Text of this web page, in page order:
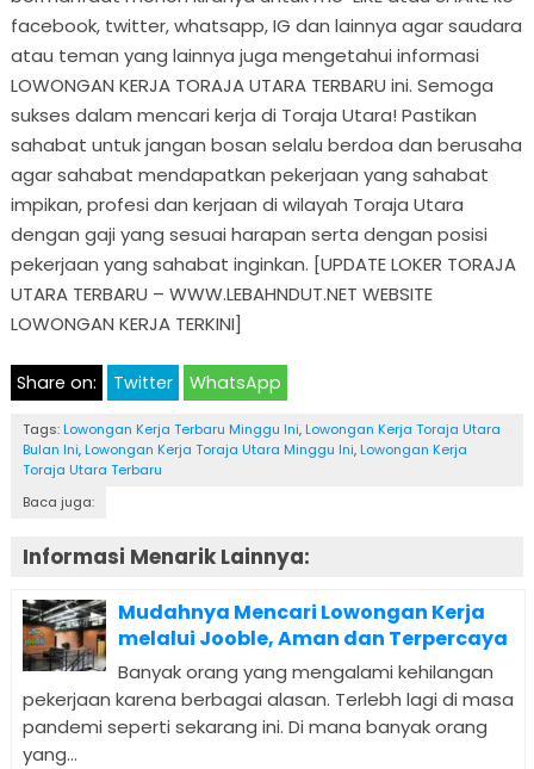
facebook, twitter, whatsapp, IG dan lainnya agar saudara
atau teman yang lainnya juga mengetahui informasi
LOWONGAN KERJA TORAJA UTARA TERBARU ini. Semoga
sukses dalam mencari kerja di Toraja Utara! Pastikan
sahabat untuk jangan bosan selalu berdoa dan berusaha
agar sahabat mendapatkan pekerjaan yang sahabat
impikan, profesi dan kerjaan di wilayah Toraja Utara
dengan gaji yang sesuai harapan serta dengan posisi
pekerjaan yang sahabat inginkan. [UPDATE LOKER TORAJA
UTARA TERBARU – WWW.LEBAHNDUT.NET WEBSITE
LOWONGAN KERJA TERKINI]
Share on: Twitter WhatsApp
Tags: Lowongan Kerja Terbaru Minggu Ini, Lowongan Kerja Toraja Utara
Bulan Ini, Lowongan Kerja Toraja Utara Minggu Ini, Lowongan Kerja
Toraja Utara Terbaru
Baca juga:
Informasi Menarik Lainnya:
Mudahnya Mencari Lowongan Kerja
melalui Jooble, Aman dan Terpercaya
Banyak orang yang mengalami kehilangan
pekerjaan karena berbagai alasan. Terlebh lagi di masa
pandemi seperti sekarang ini. Di mana banyak orang
yang...